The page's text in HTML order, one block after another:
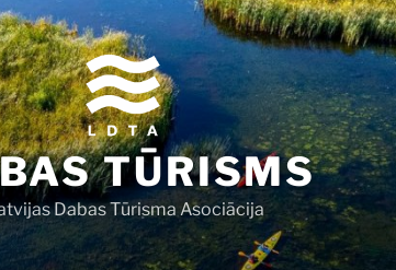
TŪRISMS
Dabas Tūrisma Asociācija